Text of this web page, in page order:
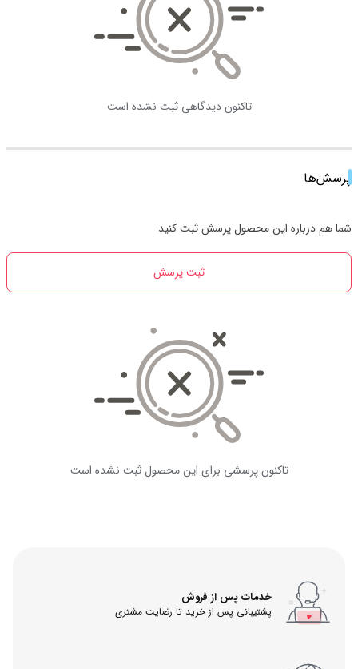
تاکنون دیدگاهی ثبت نشده است
پرسش‌ها
شما هم درباره این محصول پرسش ثبت کنید
ثبت پرسش
تاکنون پرسشی برای این محصول ثبت نشده است
خدمات پس از فروش
پشتیبانی پس از خرید تا رضایت مشتری